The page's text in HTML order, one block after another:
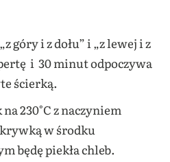
góry i z dołu” i „z lewej i z
i 30 minut odpoczywa
ścierką.
230°C z naczyniem
w środku
będę piekła chleb.